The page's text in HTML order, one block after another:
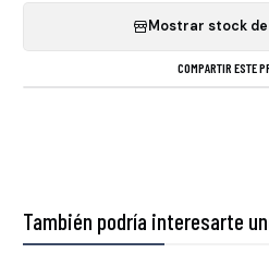
Mostrar stock
COMPARTIR ESTE
También podría interesarte